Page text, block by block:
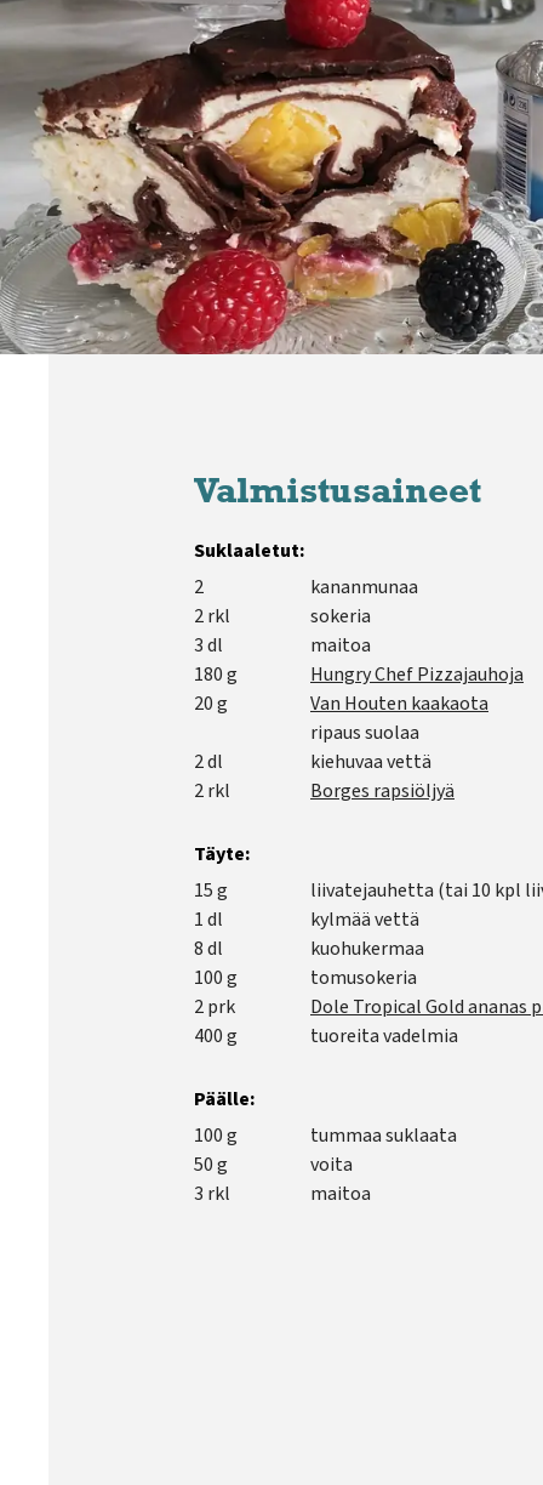
Valmistusaineet
Suklaaletut:
2
kananmunaa
2 rkl
sokeria
3 dl
maitoa
180 g
Hungry Chef Pizzajauhoja
20 g
Van Houten kaakaota
ripaus suolaa
2 dl
kiehuvaa vettä
2 rkl
Borges rapsiöljyä
Täyte:
15 g
liivatejauhetta (tai 10 kpl
1 dl
kylmää vettä
8 dl
kuohukermaa
100 g
tomusokeria
2 prk
Dole Tropical Gold ananas
400 g
tuoreita vadelmia
Päälle:
100 g
tummaa suklaata
50 g
voita
3 rkl
maitoa